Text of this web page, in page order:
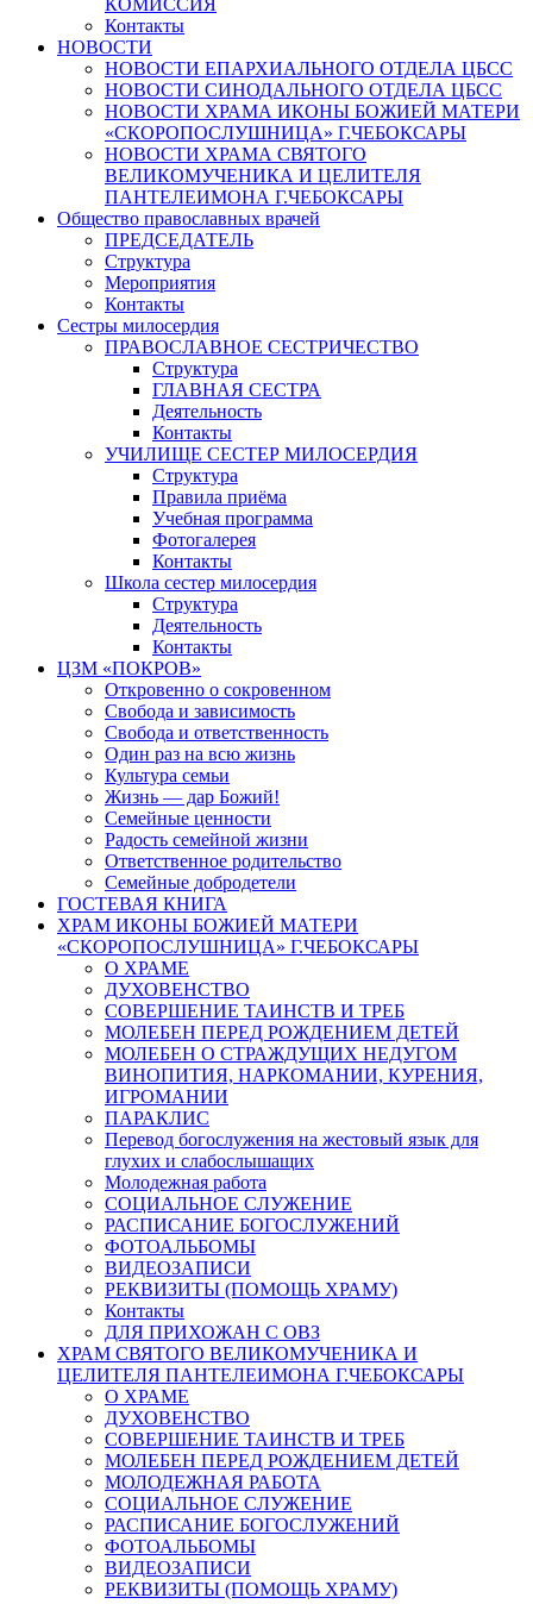
Контакты
НОВОСТИ
НОВОСТИ ЕПАРХИАЛЬНОГО ОТДЕЛА ЦБСС
НОВОСТИ СИНОДАЛЬНОГО ОТДЕЛА ЦБСС
НОВОСТИ ХРАМА ИКОНЫ БОЖИЕЙ МАТЕРИ
«СКОРОПОСЛУШНИЦА» Г.ЧЕБОКСАРЫ
НОВОСТИ ХРАМА СВЯТОГО
ВЕЛИКОМУЧЕНИКА И ЦЕЛИТЕЛЯ
ПАНТЕЛЕИМОНА Г.ЧЕБОКСАРЫ
Общество православных врачей
ПРЕДСЕДАТЕЛЬ
Структура
Мероприятия
Контакты
Сестры милосердия
ПРАВОСЛАВНОЕ СЕСТРИЧЕСТВО
Структура
ГЛАВНАЯ СЕСТРА
Деятельность
Контакты
УЧИЛИЩЕ СЕСТЕР МИЛОСЕРДИЯ
Структура
Правила приёма
Учебная программа
Фотогалерея
Контакты
Школа сестер милосердия
Структура
Деятельность
Контакты
ЦЗМ «ПОКРОВ»
Откровенно о сокровенном
Свобода и зависимость
Свобода и ответственность
Один раз на всю жизнь
Культура семьи
Жизнь — дар Божий!
Семейные ценности
Радость семейной жизни
Ответственное родительство
Семейные добродетели
ГОСТЕВАЯ КНИГА
ХРАМ ИКОНЫ БОЖИЕЙ МАТЕРИ
«СКОРОПОСЛУШНИЦА» Г.ЧЕБОКСАРЫ
О ХРАМЕ
ДУХОВЕНСТВО
СОВЕРШЕНИЕ ТАИНСТВ И ТРЕБ
МОЛЕБЕН ПЕРЕД РОЖДЕНИЕМ ДЕТЕЙ
МОЛЕБЕН О СТРАЖДУЩИХ НЕДУГОМ
ВИНОПИТИЯ, НАРКОМАНИИ, КУРЕНИЯ,
ИГРОМАНИИ
ПАРАКЛИС
Перевод богослужения на жестовый язык для
глухих и слабослышащих
Молодежная работа
СОЦИАЛЬНОЕ СЛУЖЕНИЕ
РАСПИСАНИЕ БОГОСЛУЖЕНИЙ
ФОТОАЛЬБОМЫ
ВИДЕОЗАПИСИ
РЕКВИЗИТЫ (ПОМОЩЬ ХРАМУ)
Контакты
ДЛЯ ПРИХОЖАН С ОВЗ
ХРАМ СВЯТОГО ВЕЛИКОМУЧЕНИКА И
ЦЕЛИТЕЛЯ ПАНТЕЛЕИМОНА Г.ЧЕБОКСАРЫ
О ХРАМЕ
ДУХОВЕНСТВО
СОВЕРШЕНИЕ ТАИНСТВ И ТРЕБ
МОЛЕБЕН ПЕРЕД РОЖДЕНИЕМ ДЕТЕЙ
МОЛОДЕЖНАЯ РАБОТА
СОЦИАЛЬНОЕ СЛУЖЕНИЕ
РАСПИСАНИЕ БОГОСЛУЖЕНИЙ
ФОТОАЛЬБОМЫ
ВИДЕОЗАПИСИ
РЕКВИЗИТЫ (ПОМОЩЬ ХРАМУ)